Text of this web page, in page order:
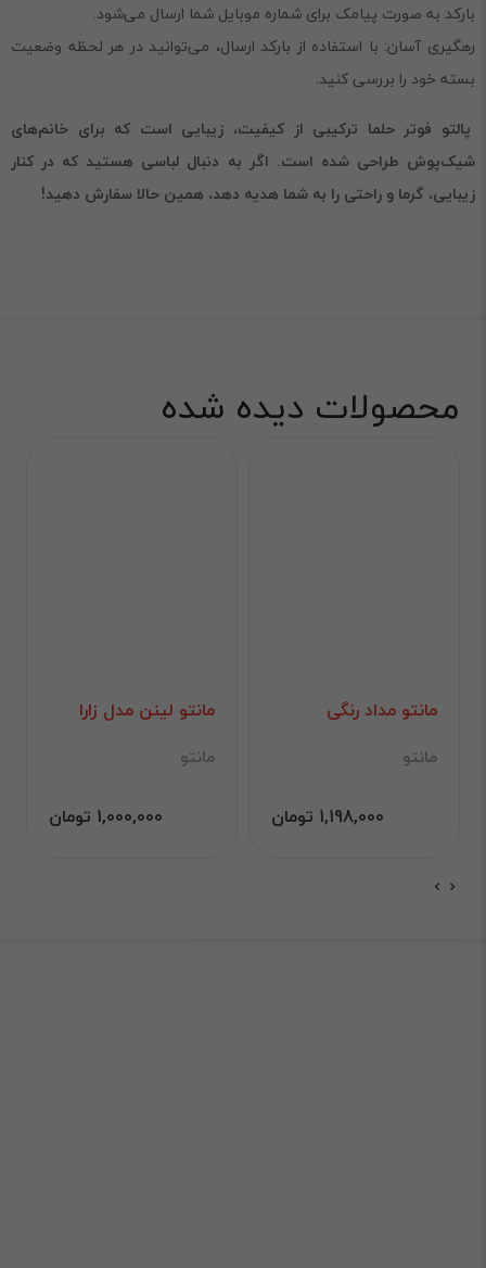
بارکد به صورت پیامک برای شماره موبایل شما ارسال می‌شود.
رهگیری آسان: با استفاده از بارکد ارسال، می‌توانید در هر لحظه وضعیت
بسته خود را بررسی کنید.
پالتو فوتر حلما ترکیبی از کیفیت، زیبایی است که برای خانم‌های
شیک‌پوش طراحی شده است. اگر به دنبال لباسی هستید که در کنار
زیبایی، گرما و راحتی را به شما هدیه دهد، همین حالا سفارش دهید!
محصولات دیده شده
مانتو مداد رنگی
مانتو
1,198,000 تومان
مانتو لینن مدل زارا
مانتو
1,000,000 تومان